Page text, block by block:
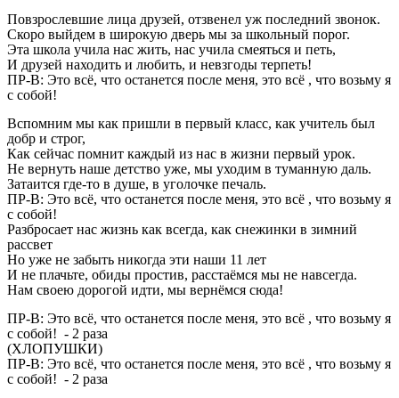
Повзрослевшие лица друзей, отзвенел уж последний звонок.
Скоро выйдем в широкую дверь мы за школьный порог.
Эта школа учила нас жить, нас учила смеяться и петь,
И друзей находить и любить, и невзгоды терпеть!
ПР-В: Это всё, что останется после меня, это всё , что возьму я
с собой!
Вспомним мы как пришли в первый класс, как учитель был
добр и строг,
Как сейчас помнит каждый из нас в жизни первый урок.
Не вернуть наше детство уже, мы уходим в туманную даль.
Затаится где-то в душе, в уголочке печаль.
ПР-В: Это всё, что останется после меня, это всё , что возьму я
с собой!
Разбросает нас жизнь как всегда, как снежинки в зимний
рассвет
Но уже не забыть никогда эти наши 11 лет
И не плачьте, обиды простив, расстаёмся мы не навсегда.
Нам своею дорогой идти, мы вернёмся сюда!
ПР-В: Это всё, что останется после меня, это всё , что возьму я
с собой! - 2 раза
(ХЛОПУШКИ)
ПР-В: Это всё, что останется после меня, это всё , что возьму я
с собой! - 2 раза